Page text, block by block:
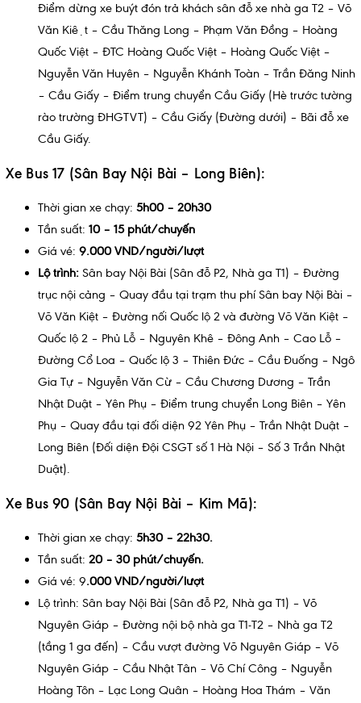
Điểm dừng xe buýt đón trả khách sân đỗ xe nhà ga T2 – Võ
Văn Kiệt – Cầu Thăng Long – Phạm Văn Đồng – Hoàng
Quốc Việt – ĐTC Hoàng Quốc Việt – Hoàng Quốc Việt –
Nguyễn Văn Huyên – Nguyễn Khánh Toàn – Trần Đăng Ninh
– Cầu Giấy – Điểm trung chuyển Cầu Giấy (Hè trước tường
rào trường ĐHGTVT) – Cầu Giấy (Đường dưới) – Bãi đỗ xe
Cầu Giấy.
Xe Bus 17 (Sân Bay Nội Bài – Long Biên):
Thời gian xe chạy: 5h00 – 20h30
Tần suất: 10 – 15 phút/chuyến
Giá vé: 9.000 VND/người/lượt
Lộ trình: Sân bay Nội Bài (Sân đỗ P2, Nhà ga T1) – Đường
trục nội cảng – Quay đầu tại trạm thu phí Sân bay Nội Bài –
Võ Văn Kiệt – Đường nối Quốc lộ 2 và đường Võ Văn Kiệt –
Quốc lộ 2 – Phủ Lỗ – Nguyên Khê – Đông Anh – Cao Lỗ –
Đường Cổ Loa – Quốc lộ 3 – Thiên Đức – Cầu Đuống – Ngô
Gia Tự – Nguyễn Văn Cừ – Cầu Chương Dương – Trần
Nhật Duật – Yên Phụ – Điểm trung chuyển Long Biên – Yên
Phụ – Quay đầu tại đối diện 92 Yên Phụ – Trần Nhật Duật –
Long Biên (Đối diện Đội CSGT số 1 Hà Nội – Số 3 Trần Nhật
Duật).
Xe Bus 90 (Sân Bay Nội Bài – Kim Mã):
Thời gian xe chạy: 5h30 – 22h30.
Tần suất: 20 – 30 phút/chuyến.
Giá vé: 9.000 VND/người/lượt
Lộ trình: Sân bay Nội Bài (Sân đỗ P2, Nhà ga T1) – Võ
Nguyên Giáp – Đường nội bộ nhà ga T1-T2 – Nhà ga T2
(tầng 1 ga đến) – Cầu vượt đường Võ Nguyên Giáp – Võ
Nguyên Giáp – Cầu Nhật Tân – Võ Chí Công – Nguyễn
Hoàng Tôn – Lạc Long Quân – Hoàng Hoa Thám – Văn